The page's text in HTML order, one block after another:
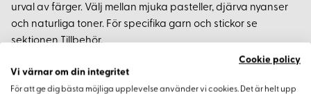
urval av färger. Välj mellan mjuka pasteller, djärva nyanser
och naturliga toner. För specifika garn och stickor se
sektionen Tillbehör.
Garnåtgång och Färgval
Cookie policy
Vi värnar om din integritet
För att ge dig bästa möjliga upplevelse använder vi cookies. Det är helt upp